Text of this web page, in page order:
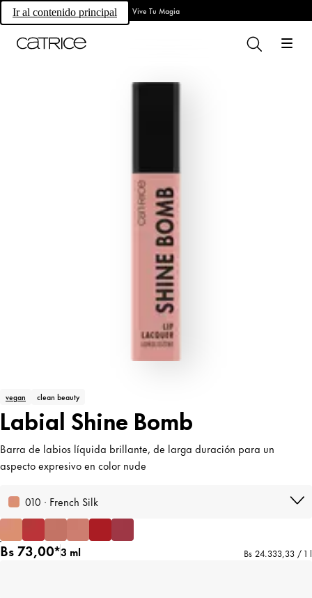
Ir al contenido principal Vive Tu Magia
vegan clean beauty
Labial Shine Bomb
Barra de labios líquida brillante, de larga duración para un
aspecto expresivo en color nude
010 · French Silk
Bs 73,00*3 ml Bs 24.333,33 / 1 l